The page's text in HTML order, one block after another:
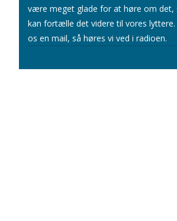
være meget glade for at høre om det,
kan fortælle det videre til vores lyttere.
os en mail, så høres vi ved i radioen.